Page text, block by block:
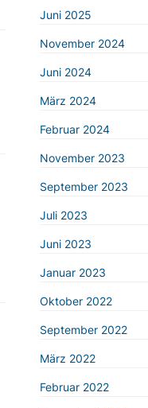
Juni 2025
November 2024
Juni 2024
März 2024
Februar 2024
November 2023
September 2023
Juli 2023
Juni 2023
Januar 2023
Oktober 2022
September 2022
März 2022
Februar 2022